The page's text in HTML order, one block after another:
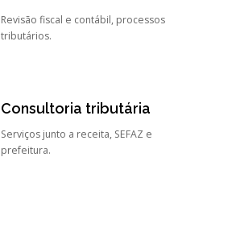
Revisão fiscal e contábil, processos
tributários.
Consultoria tributária
Serviços junto a receita, SEFAZ e
prefeitura.